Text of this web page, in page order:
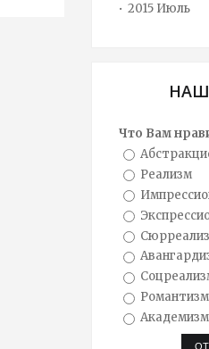
2015 Июль
Что Вам
Реализм
Романтизм
Академизм